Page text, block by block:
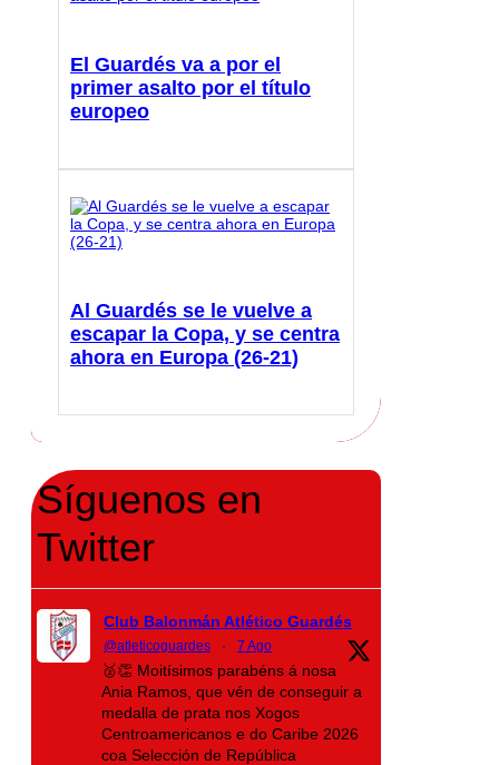
El Guardés va a por el
primer asalto por el título
europeo
Al Guardés se le vuelve a
escapar la Copa, y se centra
ahora en Europa (26-21)
Síguenos en
Twitter
Club Balonmán Atlético Guardés
@atleticoguardes · 7 Ago
🥈👏 Moitísimos parabéns á nosa
Ania Ramos, que vén de conseguir a
medalla de prata nos Xogos
Centroamericanos e do Caribe 2026
coa Selección de República